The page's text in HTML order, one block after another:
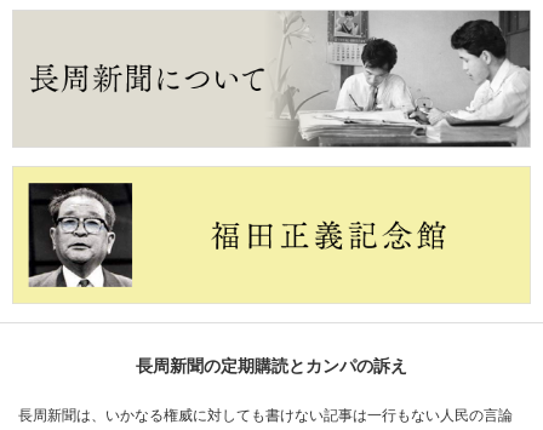
長周新聞の定期購読とカンパの訴え
長周新聞は、いかなる権威に対しても書けない記事は一行もない人民の言論